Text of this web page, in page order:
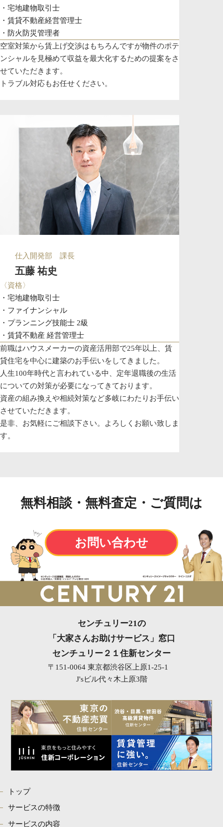
・宅地建物取引士
・賃貸不動産経営管理士
・防火防災管理者
空室対策から賃上げ交渉はもちろんですが物件のポテ
ンシャルを見極めて収益を最大化するための提案をさ
せていただきます。
トラブル対応もお任せください。
仕入開発部 課長
五藤 祐史
〈資格〉
・宅地建物取引士
・ファイナンシャル
・プランニング技能士 2級
・賃貸不動産 経営管理士
前職はハウスメーカーの資産活用部で25年以上、賃
貸住宅を中心に建築のお手伝いをしてきました。
人生100年時代と言われている中、定年退職後の生活
についての対策が必要になってきております。
資産の組み換えや相続対策など多岐にわたりお手伝い
させていただきます。
是非、お気軽にご相談下さい。よろしくお願い致しま
す。
無料相談・無料査定・ご質問は
お問い合わせ
センチュリー21の
「大家さんお助けサービス」窓口
センチュリー２１住新センター
〒151-0064 東京都渋谷区上原1-25-1
J'sビル代々木上原3階
トップ
サービスの特徴
サービスの内容